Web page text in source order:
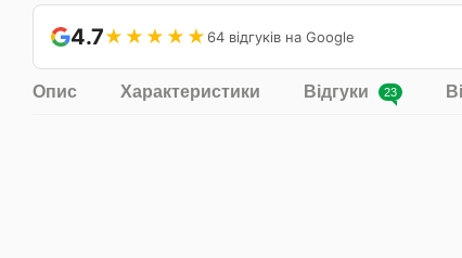
4.7★★★★★64 відгуків на Google
Опис Характеристики Відгуки 23